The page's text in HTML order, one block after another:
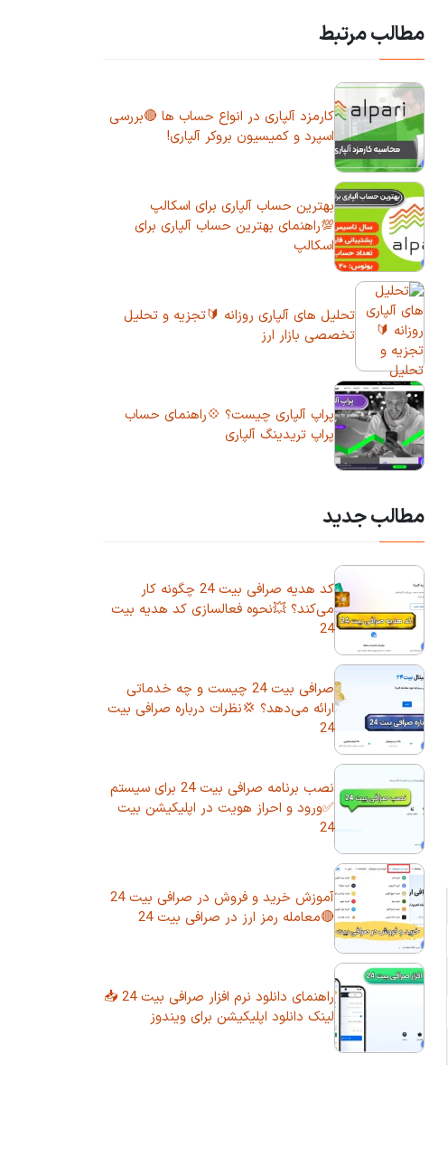
مطالب مرتبط
کارمزد آلپاری در انواع حساب ها 🔴بررسی
اسپرد و کمیسیون بروکر آلپاری!
بهترین حساب آلپاری برای اسکالپ
💯راهنمای بهترین حساب آلپاری برای
اسکالپ
تحلیل های آلپاری روزانه 🔰تجزیه و تحلیل
تخصصی بازار ارز
پراپ آلپاری چیست؟ 💠راهنمای حساب
پراپ تریدینگ آلپاری
مطالب جدید
کد هدیه صرافی بیت 24 چگونه کار
می‌کند؟ 💥نحوه فعالسازی کد هدیه بیت
24
صرافی بیت 24 چیست و چه خدماتی
ارائه می‌دهد؟ 💢نظرات درباره صرافی بیت
24
نصب برنامه صرافی بیت 24 برای سیستم
✅ورود و احراز هویت در اپلیکیشن بیت
24
آموزش خرید و فروش در صرافی بیت 24
🔴معامله رمز ارز در صرافی بیت 24
راهنمای دانلود نرم افزار صرافی بیت 24 📥
لینک دانلود اپلیکیشن برای ویندوز